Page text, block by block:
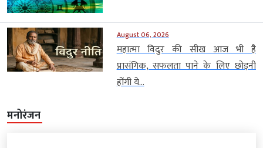
August 06, 2026
महात्मा विदुर की सीख आज भी है
प्रासंगिक, सफलता पाने के लिए छोड़नी
होंगी ये...
मनोरंजन